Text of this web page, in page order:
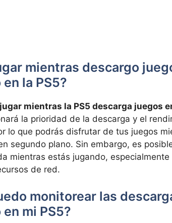
mientras descargo
la PS5?
mientras la PS5 descarga juegos
la prioridad de la descarga y el
lo que podrás disfrutar de tus juegos
segundo plano. Sin embargo, es
mientras estás jugando,
de red.
monitorear las
mi PS5?